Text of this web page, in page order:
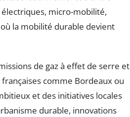
micro-mobilité,
la mobilité durable devient
de gaz à effet de serre et
comme Bordeaux ou
et des initiatives locales
durable, innovations